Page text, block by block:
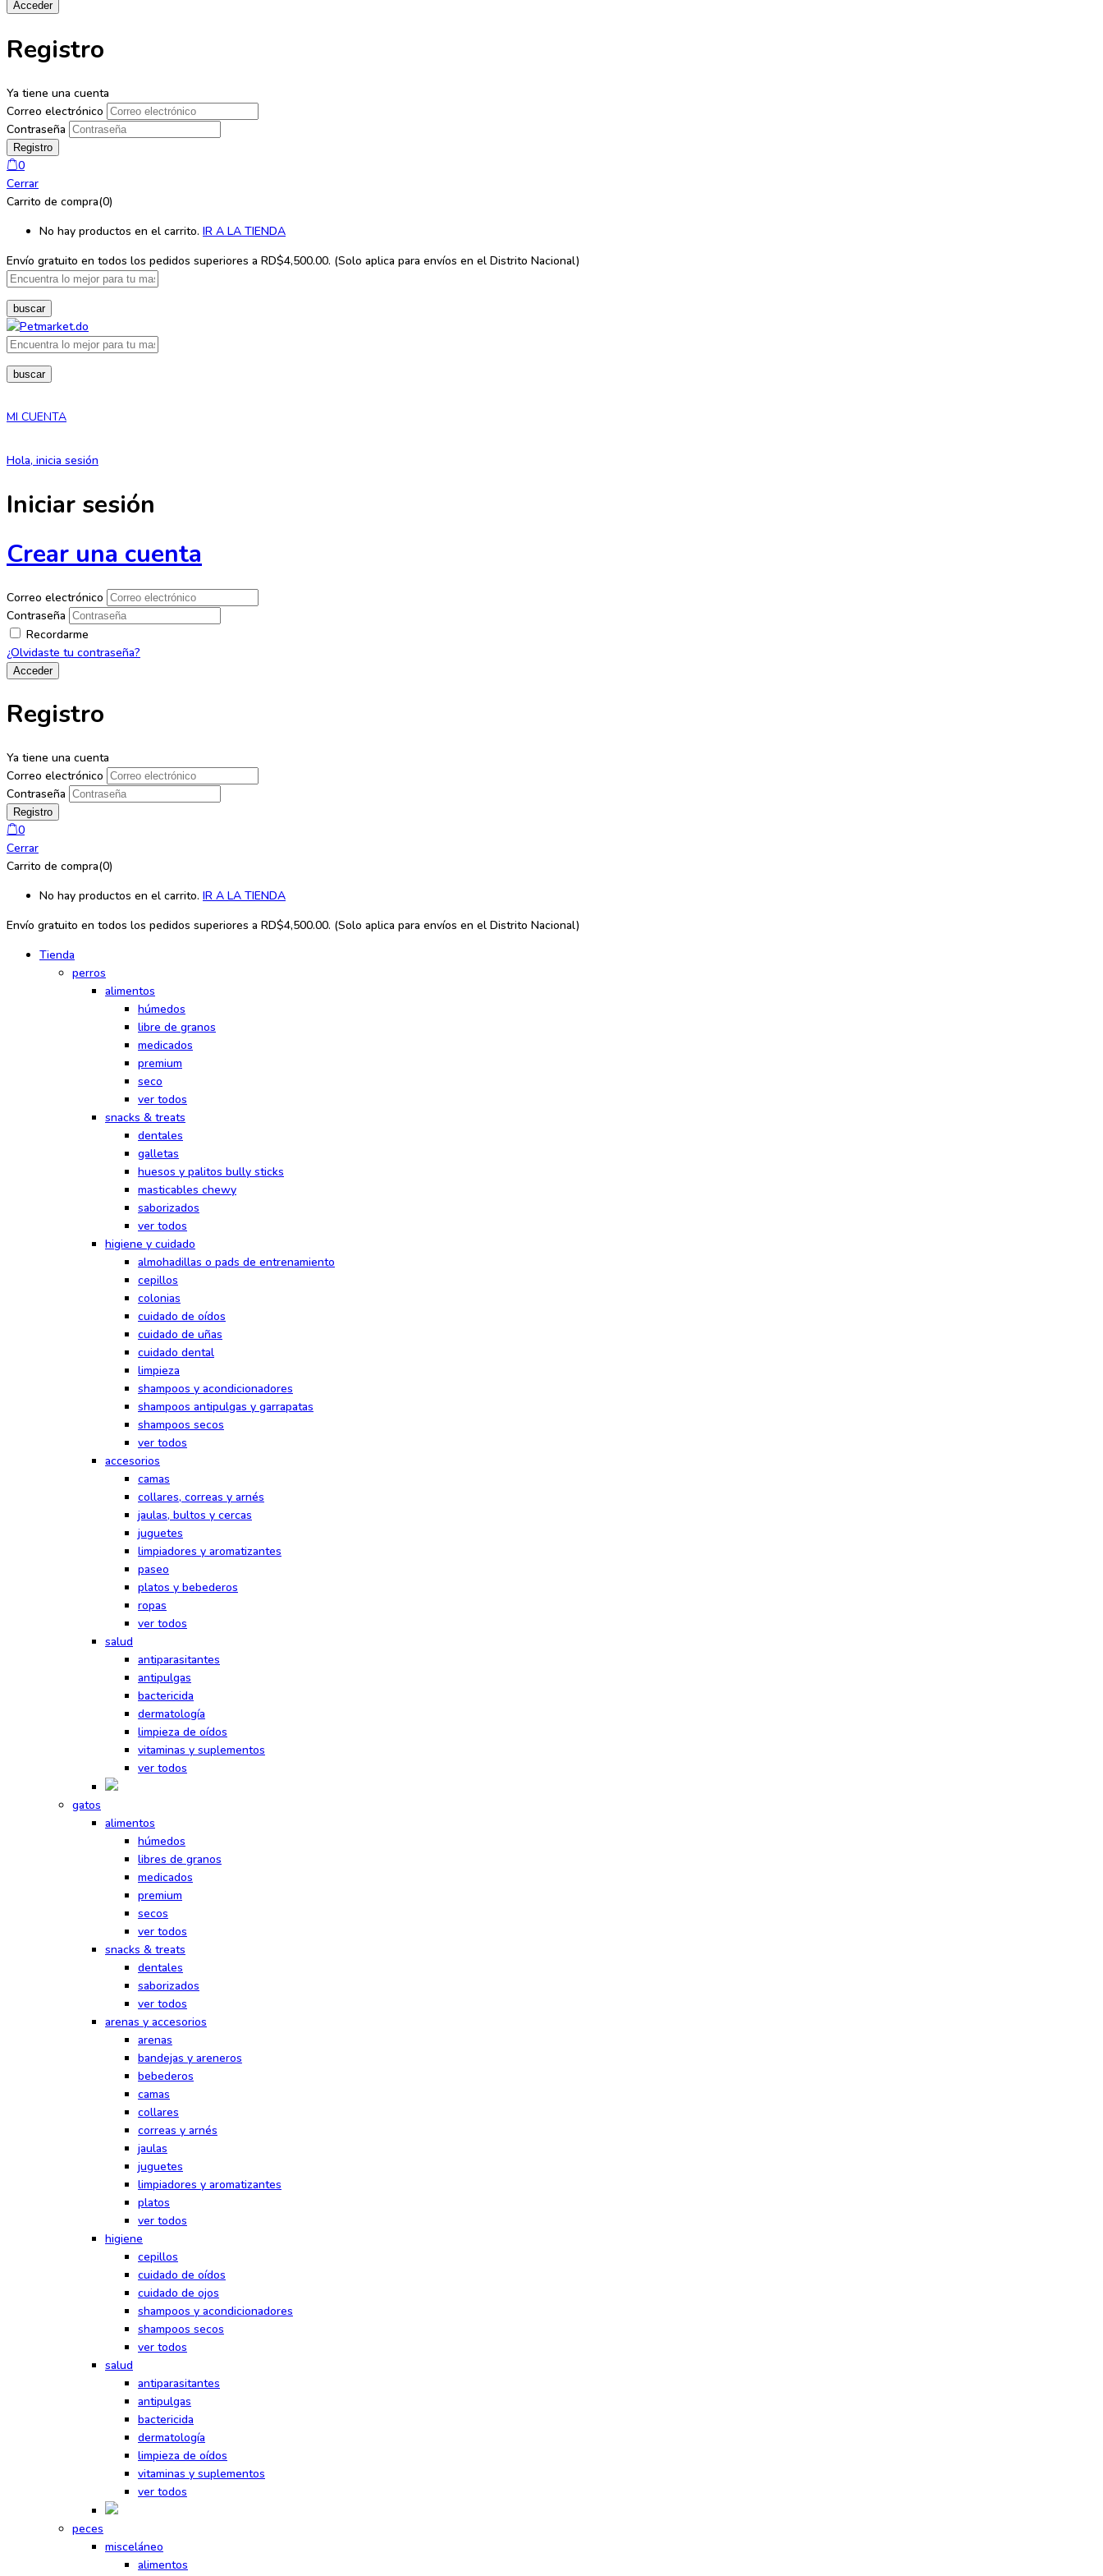
Registro
Ya tiene una cuenta
Correo electrónico
Contraseña
0
Cerrar
Carrito de compra(0)
No hay productos en el carrito. IR A LA TIENDA
Envío gratuito en todos los pedidos superiores a RD$4,500.00. (Solo aplica para envíos en el Distrito Nacional)
buscar
buscar
MI CUENTA
Hola, inicia sesión
Iniciar sesión
Crear una cuenta
Correo electrónico
Contraseña
Recordarme
¿Olvidaste tu contraseña?
Registro
Ya tiene una cuenta
Correo electrónico
Contraseña
0
Cerrar
Carrito de compra(0)
No hay productos en el carrito. IR A LA TIENDA
Envío gratuito en todos los pedidos superiores a RD$4,500.00. (Solo aplica para envíos en el Distrito Nacional)
Tienda
perros
alimentos
húmedos
libre de granos
medicados
premium
seco
ver todos
snacks & treats
dentales
galletas
huesos y palitos bully sticks
masticables chewy
saborizados
ver todos
higiene y cuidado
almohadillas o pads de entrenamiento
cepillos
colonias
cuidado de oídos
cuidado de uñas
cuidado dental
limpieza
shampoos y acondicionadores
shampoos antipulgas y garrapatas
shampoos secos
ver todos
accesorios
camas
collares, correas y arnés
jaulas, bultos y cercas
juguetes
limpiadores y aromatizantes
paseo
platos y bebederos
ropas
ver todos
salud
antiparasitantes
antipulgas
bactericida
dermatología
limpieza de oídos
vitaminas y suplementos
ver todos
gatos
alimentos
húmedos
libres de granos
medicados
premium
secos
ver todos
snacks & treats
dentales
saborizados
ver todos
arenas y accesorios
arenas
bandejas y areneros
bebederos
camas
collares
correas y arnés
jaulas
juguetes
limpiadores y aromatizantes
platos
ver todos
higiene
cepillos
cuidado de oídos
cuidado de ojos
shampoos y acondicionadores
shampoos secos
ver todos
salud
antiparasitantes
antipulgas
bactericida
dermatología
limpieza de oídos
vitaminas y suplementos
ver todos
peces
misceláneo
alimentos